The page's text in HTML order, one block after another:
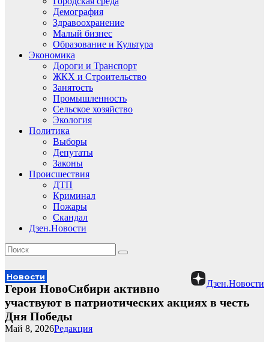
Демография
Здравоохранение
Малый бизнес
Образование и Культура
Экономика
Дороги и Транспорт
ЖКХ и Строительство
Занятость
Промышленность
Сельское хозяйство
Экология
Политика
Выборы
Депутаты
Законы
Происшествия
ДТП
Криминал
Пожары
Скандал
Дзен.Новости
Дзен.Новости
Новости
Герои НовоСибири активно
участвуют в патриотических акциях в честь
Дня Победы
Редакция
Май 8, 2026